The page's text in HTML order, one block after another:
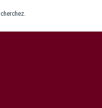
cherchez.